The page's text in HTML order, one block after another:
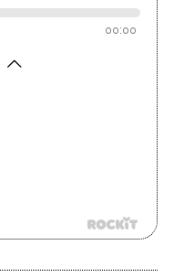
00:00